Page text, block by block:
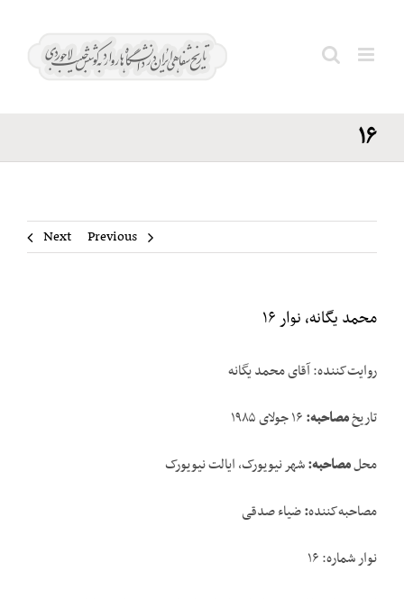
یگانه،
۱۶
Previous
Next
محمد یگانه، نوار ۱۶
روایت‌کننده: آقای محمد یگانه
تاریخمصاحبه:
محلمصاحبه:شهر نیویورک، ایالت نیویورک
مصاحبه‌کننده:ضیاء صدقی
نوار شماره: ۱۶